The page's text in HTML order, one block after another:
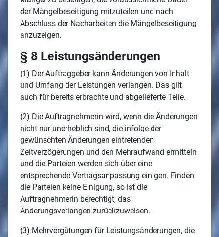
der Mängelbeseitigung mitzuteilen und nach
Abschluss der Nacharbeiten die Mängelbeseitigung
anzuzeigen.
§ 8 Leistungsänderungen
(1) Der Auftraggeber kann Änderungen von Inhalt
und Umfang der Leistungen verlangen. Das gilt
auch für bereits erbrachte und abgelieferte Teile.
(2) Die Auftragnehmerin wird, wenn die Änderungen
nicht nur unerheblich sind, die infolge der
gewünschten Änderungen eintretenden
Zeitverzögerungen und den Mehraufwand ermitteln
und die Parteien werden sich über eine
entsprechende Vertragsanpassung einigen. Finden
die Parteien keine Einigung, so ist die
Auftragnehmerin berechtigt, das
Änderungsverlangen zurückzuweisen.
(3) Mehrvergütungen für Leistungsänderungen, die